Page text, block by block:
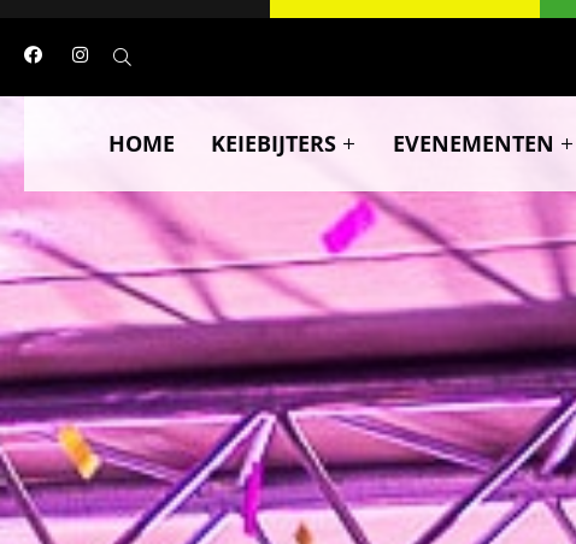
HOME KEIEBIJTERS EVENEMENTEN